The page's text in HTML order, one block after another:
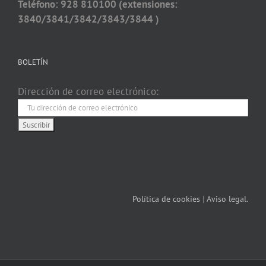
Teléfono: 928 810100 (extensiones:
3840/3841/3842/3843/3844 )
BOLETÍN
Dirección de correo electrónico:
Política de cookies | Aviso legal.